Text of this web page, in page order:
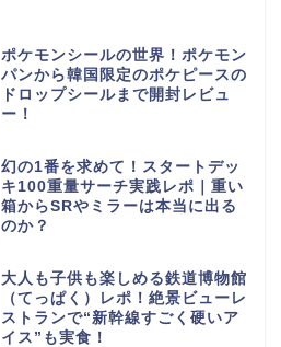
ポケモンシールの世界！ポケモン
パンから韓国限定のポケピースの
ドロップシールまで開封レビュ
ー！
幻の1番を求めて！スタートデッ
キ100重量サーチ実践レポ｜重い
箱からSRやミラーは本当に出る
のか？
大人も子供も楽しめる鉄道博物館
（てっぱく）レポ！絶景ビューレ
ストランで“新幹線すごく硬いア
イス”も実食！